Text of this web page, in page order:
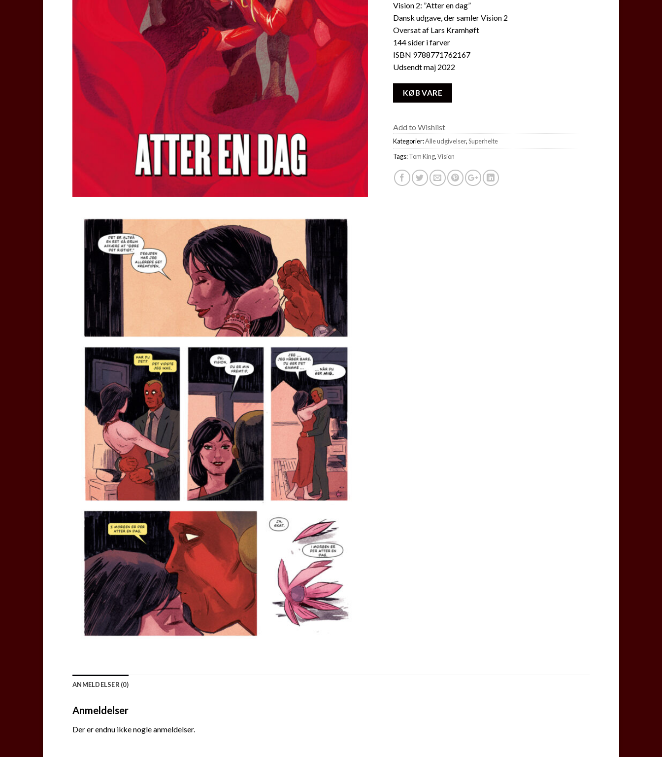
Vision 2: ”Atter en dag”
Dansk udgave, der samler Vision 2
Oversat af Lars Kramhøft
144 sider i farver
ISBN 9788771762167
Udsendt maj 2022
KØB VARE
Add to Wishlist
Kategorier:Alle udgivelser,Superhelte
Tags:Tom King,Vision
ANMELDELSER (0)
Anmeldelser
Der er endnu ikke nogle anmeldelser.